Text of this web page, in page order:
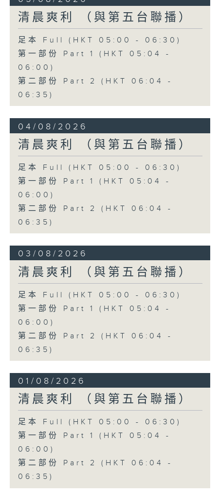
清晨爽利 （與第五台聯播）
足本 Full (HKT 05:00 - 06:30)
第一部份 Part 1 (HKT 05:04 -
06:00)
第二部份 Part 2 (HKT 06:04 -
06:35)
04/08/2026
清晨爽利 （與第五台聯播）
足本 Full (HKT 05:00 - 06:30)
第一部份 Part 1 (HKT 05:04 -
06:00)
第二部份 Part 2 (HKT 06:04 -
06:35)
03/08/2026
清晨爽利 （與第五台聯播）
足本 Full (HKT 05:00 - 06:30)
第一部份 Part 1 (HKT 05:04 -
06:00)
第二部份 Part 2 (HKT 06:04 -
06:35)
01/08/2026
清晨爽利 （與第五台聯播）
足本 Full (HKT 05:00 - 06:30)
第一部份 Part 1 (HKT 05:04 -
06:00)
第二部份 Part 2 (HKT 06:04 -
06:35)